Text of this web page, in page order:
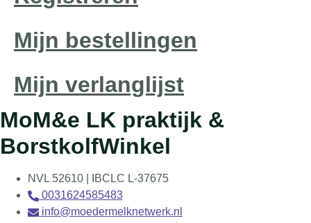
Mijn bestellingen
Mijn verlanglijst
MoM&e LK praktijk &
BorstkolfWinkel
NVL 52610 | IBCLC L-37675
0031624585483
info@moedermelknetwerk.nl